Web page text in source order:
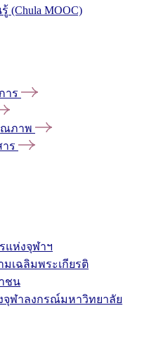
(Chula MOOC)
าร
ณภาพ
ร
แห่งจุฬาฯ
เฉลิมพระเกียรติ
ชน
จุฬาลงกรณ์มหาวิทยาลัย